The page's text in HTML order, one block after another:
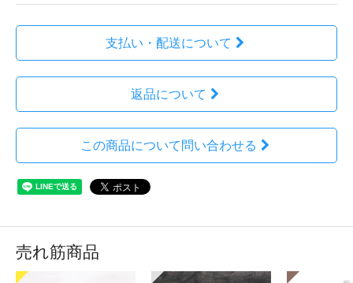
支払い・配送について
返品について
この商品について問い合わせる
売れ筋商品